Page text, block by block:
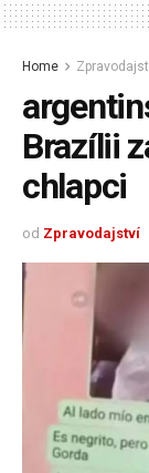
Home
Brazílii
chlapci
od Zpravodajství